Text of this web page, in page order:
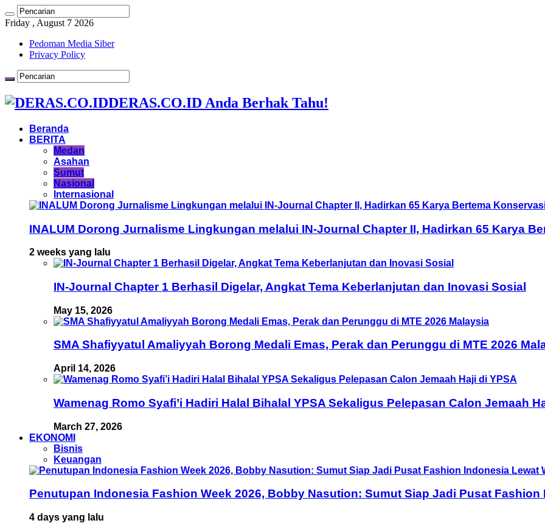
Friday , August 7 2026
Pedoman Media Siber
Privacy Policy
DERAS.CO.ID Anda Berhak Tahu!
Beranda
BERITA
Medan
Asahan
Sumut
Nasional
Internasional
INALUM Dorong Jurnalisme Lingkungan melalui IN-Journal Chapter II, Hadirkan 65 Karya
2 weeks yang lalu
IN-Journal Chapter 1 Berhasil Digelar, Angkat Tema Keberlanjutan dan Inovasi Sosial
May 15, 2026
SMA Shafiyyatul Amaliyyah Borong Medali Emas, Perak dan Perunggu di MTE 2026
April 14, 2026
Wamenag Romo Syafi’i Hadiri Halal Bihalal YPSA Sekaligus Pelepasan Calon Jemaah
March 27, 2026
EKONOMI
Bisnis
Keuangan
Penutupan Indonesia Fashion Week 2026, Bobby Nasution: Sumut Siap Jadi Pusat Fashion
4 days yang lalu